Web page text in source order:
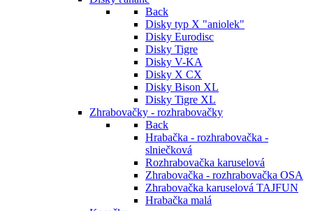
Back
Disky typ X "aniolek"
Disky Eurodisc
Disky Tigre
Disky V-KA
Disky X CX
Disky Bison XL
Disky Tigre XL
Zhrabovačky - rozhrabovačky
Back
Hrabačka - rozhrabovačka -
slniečková
Rozhrabovačka karuselová
Zhrabovačka - rozhrabovačka OSA
Zhrabovačka karuselová TAJFUN
Hrabačka malá